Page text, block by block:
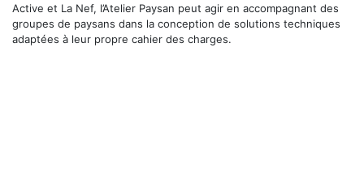
Active et La Nef, l’Atelier Paysan peut agir en accompagnant des
groupes de paysans dans la conception de solutions techniques
adaptées à leur propre cahier des charges.